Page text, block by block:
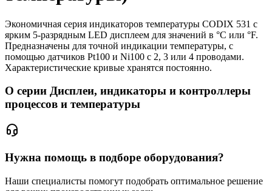
Экономичная серия индикаторов температуры CODIX 531 с
ярким 5-разрядным LED дисплеем для значений в °C или °F.
Предназначены для точной индикации температуры, с
помощью датчиков Pt100 и Ni100 с 2, 3 или 4 проводами.
Характеристические кривые хранятся постоянно.
О серии Дисплеи, индикаторы и контроллеры
процессов и температуры
Нужна помощь в подборе оборудования?
Наши специалисты помогут подобрать оптимальное решение